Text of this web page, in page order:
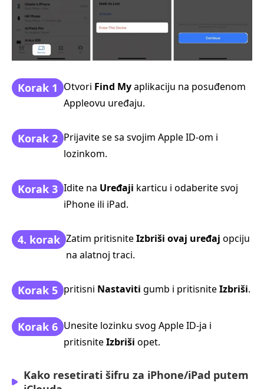
Korak 1 Otvori Find Myaplikaciju na posuđenom
Appleovu uređaju.
Korak 2 Prijavite se sa svojim Apple ID-om i
lozinkom.
Korak 3 Idite na Uređaji karticu i odaberite svoj
iPhone ili iPad.
4. korak Zatim pritisniteIzbriši ovaj uređaj opciju
na alatnoj traci.
Korak 5 pritisni Nastaviti gumb i pritisniteIzbriši.
Korak 6 Unesite lozinku svog Apple ID‑ja i
pritisniteIzbriši opet.
Kako resetirati šifru za iPhone/iPad putem